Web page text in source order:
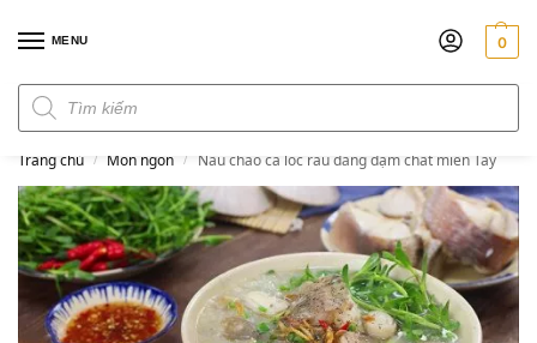
MENU 0
Trang chủ / Món ngon / Nấu cháo cá lóc rau đắng đậm chất miền Tây